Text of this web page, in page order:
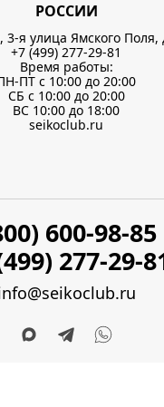
РОССИИ
3-я улица Ямского Поля,
+7 (499) 277-29-81
Время работы:
ПТ с 10:00 до 20:00
СБ с 10:00 до 20:00
ВС 10:00 до 18:00
seikoclub.ru
600-98-85
277-29-